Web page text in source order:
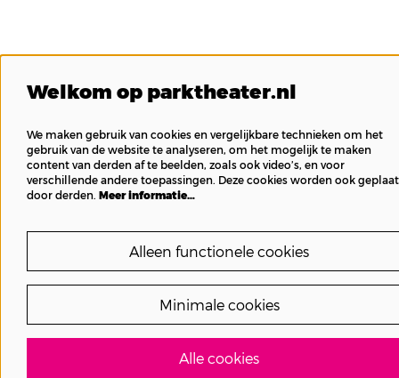
Welkom op parktheater.nl
We maken gebruik van cookies en vergelijkbare technieken om het
gebruik van de website te analyseren, om het mogelijk te maken
content van derden af te beelden, zoals ook video’s, en voor
verschillende andere toepassingen. Deze cookies worden ook
door derden. Meer informatie…
Alleen functionele cookies
Minimale cookies
Alle cookies